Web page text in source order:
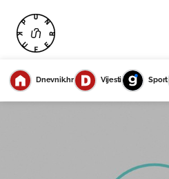
Dnevnik.hr Vijesti Sport